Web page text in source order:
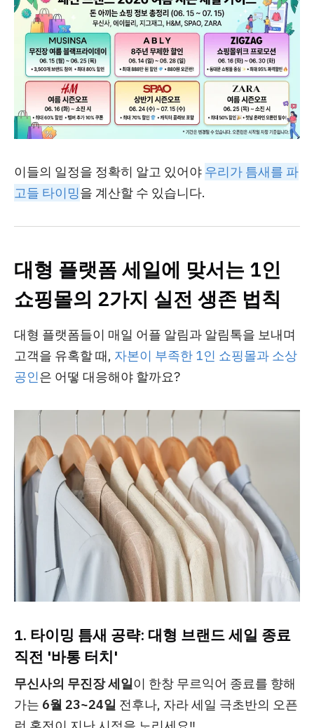
이들의 일정을 정확히 알고 있어야 우리가 틈새를 파
고들 타이밍을 계산할 수 있습니다.
대형 플랫폼 세일에 맞서는 1인
쇼핑몰의 2가지 실전 생존 법칙
대형 플랫폼들이 매일 어플 알림과 알림톡을 보내며
고객을 유혹할 때, 자본이 부족한 1인 쇼핑몰과 소상
공인은 어떻 대응해야 할까요?
1. 타이밍 틈새 공략: 대형 브랜드 세일 종료
직전 '바통 터치'
무신사의 무진장 세일이 한창 무르익어 종료를 향해
가는 6월 23~24일 전후나, 자라 세일 극초반의 오픈